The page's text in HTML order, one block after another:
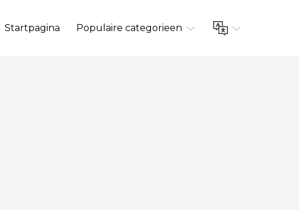
Startpagina Populaire categorieen